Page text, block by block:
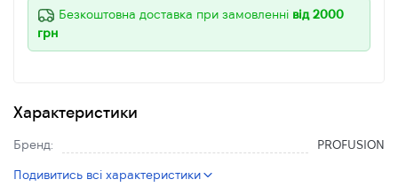
Безкоштовна доставка при замовленні від 2000
грн
Характеристики
Бренд: PROFUSION
Подивитись всі характеристики